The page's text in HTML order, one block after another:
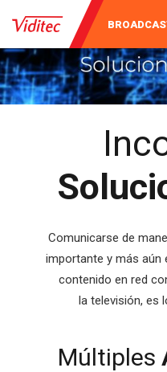
AUDIO Y
VIDEO
DE
Comunicarse de
importante y más aún
contenido en red
la televisión, es
Múltiples